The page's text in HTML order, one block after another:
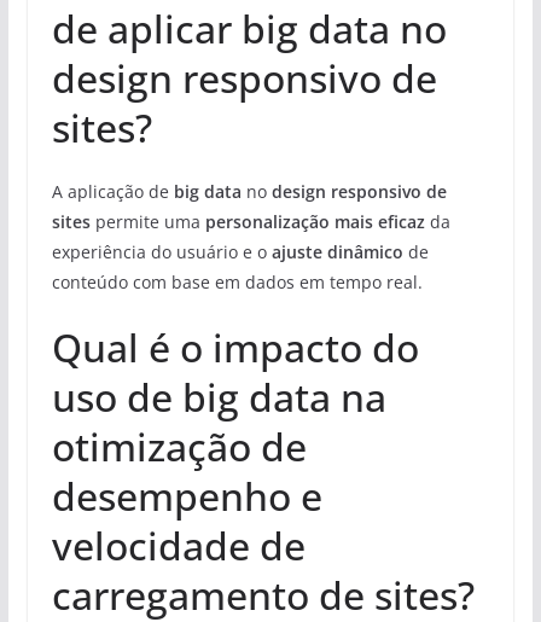
de aplicar big data no
design responsivo de
sites?
A aplicação de big data no design responsivo de
sitespermite uma personalização mais eficazda
experiência do usuário e o ajuste dinâmico de
conteúdo com base em dados em tempo real.
Qual é o impacto do
uso de big data na
otimização de
desempenho e
velocidade de
carregamento de sites?